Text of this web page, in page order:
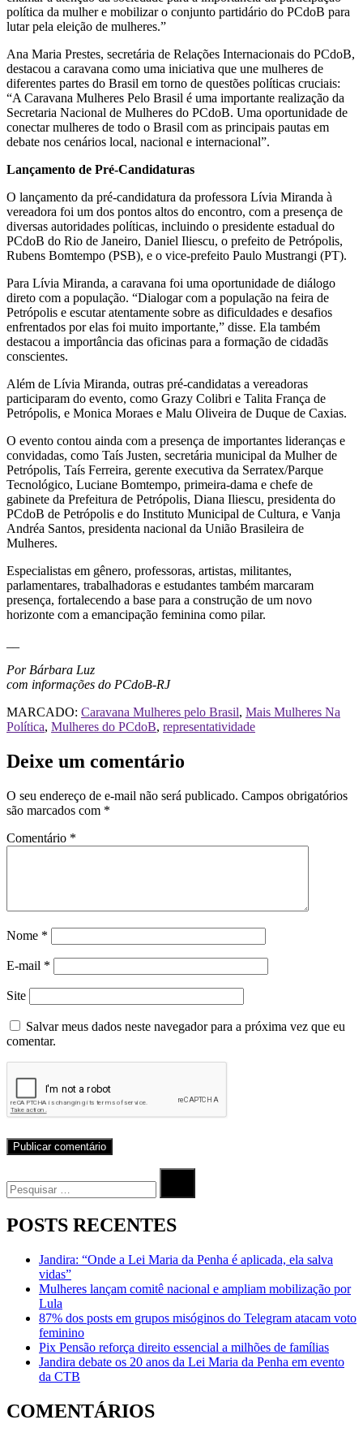
política da mulher e mobilizar o conjunto partidário do PCdoB para
lutar pela eleição de mulheres.”
Ana Maria Prestes, secretária de Relações Internacionais do PCdoB,
destacou a caravana como uma iniciativa que une mulheres de
diferentes partes do Brasil em torno de questões políticas cruciais:
“A Caravana Mulheres Pelo Brasil é uma importante realização da
Secretaria Nacional de Mulheres do PCdoB. Uma oportunidade de
conectar mulheres de todo o Brasil com as principais pautas em
debate nos cenários local, nacional e internacional”.
Lançamento de Pré-Candidaturas
O lançamento da pré-candidatura da professora Lívia Miranda à
vereadora foi um dos pontos altos do encontro, com a presença de
diversas autoridades políticas, incluindo o presidente estadual do
PCdoB do Rio de Janeiro, Daniel Iliescu, o prefeito de Petrópolis,
Rubens Bomtempo (PSB), e o vice-prefeito Paulo Mustrangi (PT).
Para Lívia Miranda, a caravana foi uma oportunidade de diálogo
direto com a população. “Dialogar com a população na feira de
Petrópolis e escutar atentamente sobre as dificuldades e desafios
enfrentados por elas foi muito importante,” disse. Ela também
destacou a importância das oficinas para a formação de cidadãs
conscientes.
Além de Lívia Miranda, outras pré-candidatas a vereadoras
participaram do evento, como Grazy Colibri e Talita França de
Petrópolis, e Monica Moraes e Malu Oliveira de Duque de Caxias.
O evento contou ainda com a presença de importantes lideranças e
convidadas, como Taís Justen, secretária municipal da Mulher de
Petrópolis, Taís Ferreira, gerente executiva da Serratex/Parque
Tecnológico, Luciane Bomtempo, primeira-dama e chefe de
gabinete da Prefeitura de Petrópolis, Diana Iliescu, presidenta do
PCdoB de Petrópolis e do Instituto Municipal de Cultura, e Vanja
Andréa Santos, presidenta nacional da União Brasileira de
Mulheres.
Especialistas em gênero, professoras, artistas, militantes,
parlamentares, trabalhadoras e estudantes também marcaram
presença, fortalecendo a base para a construção de um novo
horizonte com a emancipação feminina como pilar.
Por Bárbara Luz
com informações do PCdoB-RJ
MARCADO: Caravana Mulheres pelo Brasil, Mais Mulheres Na
Política, Mulheres do PCdoB, representatividade
Deixe um comentário
O seu endereço de e-mail não será publicado. Campos obrigatórios
são marcados com *
Comentário *
Nome *
E-mail *
Site
Salvar meus dados neste navegador para a próxima vez que eu
comentar.
por:
Procurar
POSTS RECENTES
Jandira: “Onde a Lei Maria da Penha é aplicada, ela salva
vidas”
Mulheres lançam comitê nacional e ampliam mobilização por
Lula
87% dos posts em grupos misóginos do Telegram atacam voto
feminino
Pix Pensão reforça direito essencial a milhões de famílias
Jandira debate os 20 anos da Lei Maria da Penha em evento
da CTB
COMENTÁRIOS